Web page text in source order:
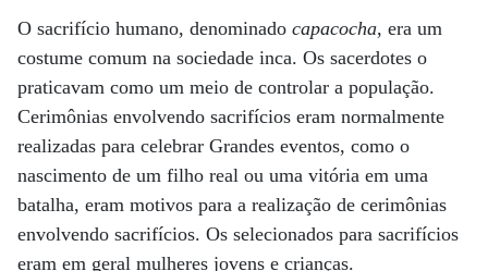
O sacrifício humano, denominado capacocha, era um
costume comum na sociedade inca. Os sacerdotes o
praticavam como um meio de controlar a população.
Cerimônias envolvendo sacrifícios eram normalmente
realizadas para celebrar Grandes eventos, como o
nascimento de um filho real ou uma vitória em uma
batalha, eram motivos para a realização de cerimônias
envolvendo sacrifícios. Os selecionados para sacrifícios
eram em geral mulheres jovens e crianças.